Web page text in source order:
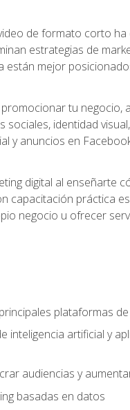
de formato corto
estrategias de
están mejor
tu negocio,
identidad
y anuncios en
digital al enseñarte
capacitación práctica
negocio u ofrecer
plataformas
inteligencia artificial y
audiencias y
basadas en datos